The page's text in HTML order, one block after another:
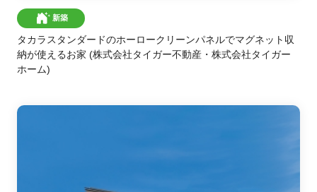
新築
タカラスタンダードのホーロークリーンパネルでマグネット収
納が使えるお家 (株式会社タイガー不動産・株式会社タイガー
ホーム)